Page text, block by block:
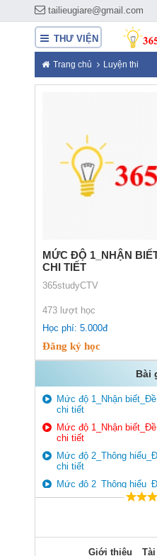
tailieugiare@gmail.com
THƯ VIỆN
Trang chủ Luyện thi
MỨC ĐỘ 1_NHẬN
CHI TIẾT
365studyCTV
473 lượt học
Học phí: 5.000đ
Đăng ký học
Bài
Mức độ 1_Nhận
chi tiết
Mức độ 1_Nhận
chi tiết
Mức độ 2_Thông
chi tiết
Mức độ 2_Thông
Giới thiệu